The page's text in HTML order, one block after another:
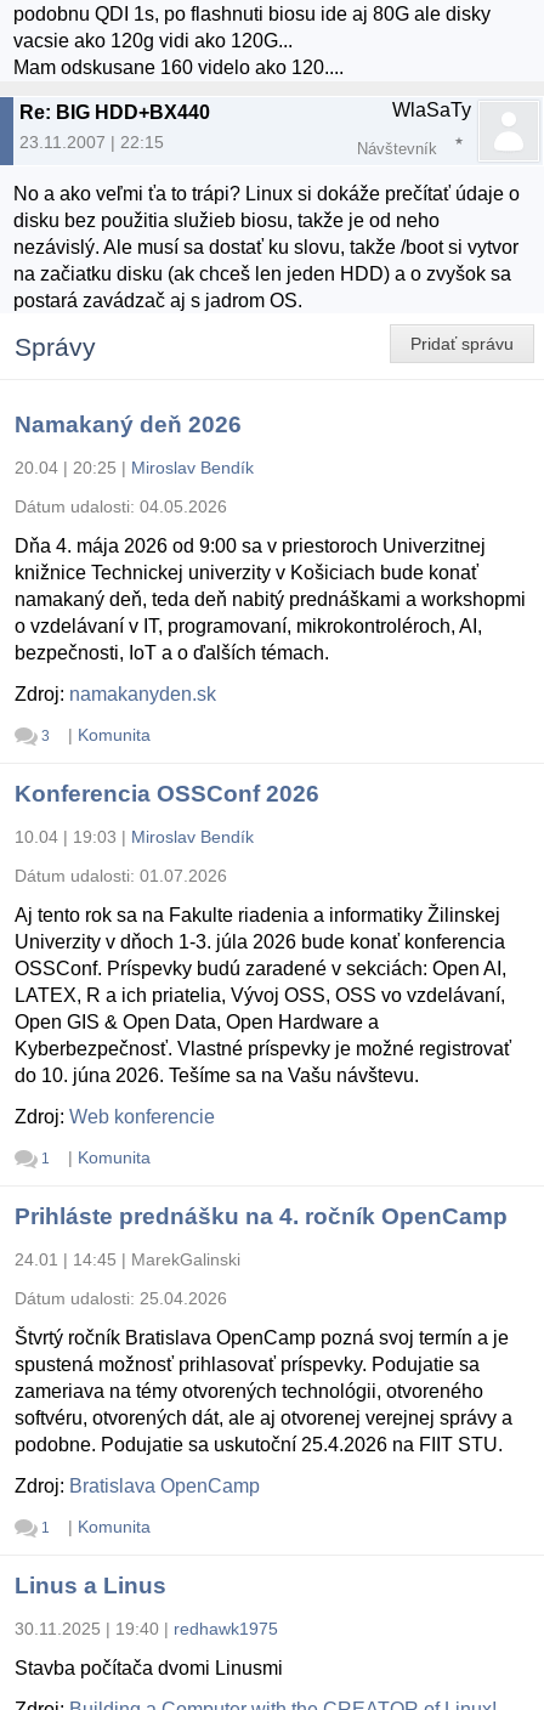
podobnu QDI 1s, po flashnuti biosu ide aj 80G ale disky
vacsie ako 120g vidi ako 120G...
Mam odskusane 160 videlo ako 120....
Re: BIG HDD+BX440
23.11.2007 | 22:15
WlaSaTy
Návštevník
No a ako veľmi ťa to trápi? Linux si dokáže prečítať údaje o
disku bez použitia služieb biosu, takže je od neho
nezávislý. Ale musí sa dostať ku slovu, takže /boot si vytvor
na začiatku disku (ak chceš len jeden HDD) a o zvyšok sa
postará zavádzač aj s jadrom OS.
Pridať správu
Správy
Namakaný deň 2026
20.04 | 20:25 | Miroslav Bendík
Dátum udalosti: 04.05.2026
Dňa 4. mája 2026 od 9:00 sa v priestoroch Univerzitnej
knižnice Technickej univerzity v Košiciach bude konať
namakaný deň, teda deň nabitý prednáškami a workshopmi
o vzdelávaní v IT, programovaní, mikrokontroléroch, AI,
bezpečnosti, IoT a o ďalších témach.
Zdroj: namakanyden.sk
3 | Komunita
Konferencia OSSConf 2026
10.04 | 19:03 | Miroslav Bendík
Dátum udalosti: 01.07.2026
Aj tento rok sa na Fakulte riadenia a informatiky Žilinskej
Univerzity v dňoch 1-3. júla 2026 bude konať konferencia
OSSConf. Príspevky budú zaradené v sekciách: Open AI,
LATEX, R a ich priatelia, Vývoj OSS, OSS vo vzdelávaní,
Open GIS & Open Data, Open Hardware a
Kyberbezpečnosť. Vlastné príspevky je možné registrovať
do 10. júna 2026. Tešíme sa na Vašu návštevu.
Zdroj: Web konferencie
1 | Komunita
Prihláste prednášku na 4. ročník OpenCamp
24.01 | 14:45 | MarekGalinski
Dátum udalosti: 25.04.2026
Štvrtý ročník Bratislava OpenCamp pozná svoj termín a je
spustená možnosť prihlasovať príspevky. Podujatie sa
zameriava na témy otvorených technológii, otvoreného
softvéru, otvorených dát, ale aj otvorenej verejnej správy a
podobne. Podujatie sa uskutoční 25.4.2026 na FIIT STU.
Zdroj: Bratislava OpenCamp
1 | Komunita
Linus a Linus
30.11.2025 | 19:40 | redhawk1975
Stavba počítača dvomi Linusmi